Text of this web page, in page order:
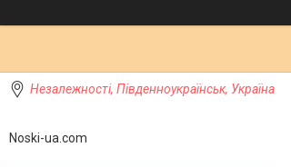
Незалежності, Південноукраїнськ, Україна
Noski-ua.com